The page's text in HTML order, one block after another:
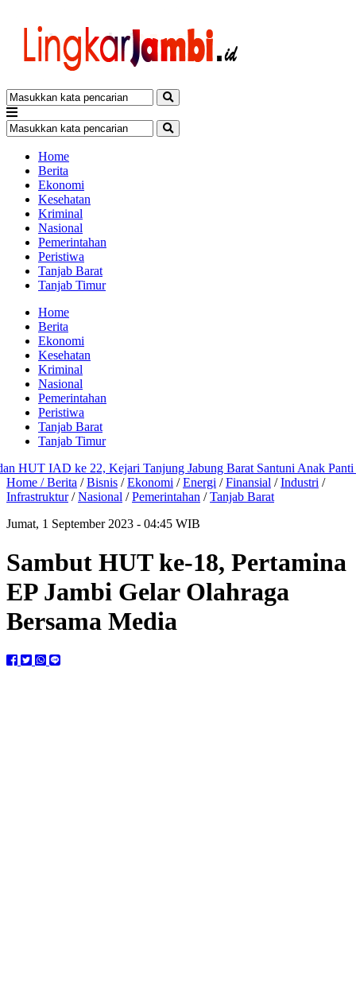
Home
Berita
Ekonomi
Kesehatan
Kriminal
Nasional
Pemerintahan
Peristiwa
Tanjab Barat
Tanjab Timur
Home
Berita
Ekonomi
Kesehatan
Kriminal
Nasional
Pemerintahan
Peristiwa
Tanjab Barat
Tanjab Timur
IAD ke 22, Kejari Tanjung Jabung Barat Santuni Anak Panti
Home /Berita /Bisnis /Ekonomi /Energi /Finansial /Industri /
Infrastruktur/Nasional /Pemerintahan /Tanjab Barat
Jumat, 1 September 2023 - 04:45 WIB
Sambut HUT ke-18, Pertamina
EP Jambi Gelar Olahraga
Bersama Media